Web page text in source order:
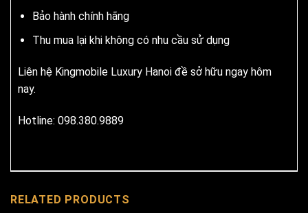
Bảo hành chính hãng
Thu mua lại khi không có nhu cầu sử dụng
Liên hệ Kingmobile Luxury Hanoi đề sở hữu ngay hôm
nay.
Hotline: 098.380.9889
RELATED PRODUCTS